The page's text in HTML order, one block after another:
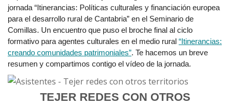
jornada “Itinerancias: Políticas culturales y financiación europea
para el desarrollo rural de Cantabria” en el Seminario de
Comillas. Un encuentro que puso el broche final al ciclo
formativo para agentes culturales en el medio rural “Itinerancias:
creando comunidades patrimoniales”. Te hacemos un breve
resumen y compartimos contigo el vídeo de la jornada.
TEJER REDES CON OTROS